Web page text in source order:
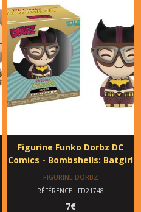
Figurine Funko Dorbz DC
Comics - Bombshells: Batgirl
FIGURINE DORBZ
RÉFÉRENCE : FD21748
7€